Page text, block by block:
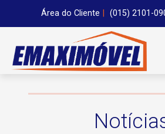
Área do Cliente (015) 2101-